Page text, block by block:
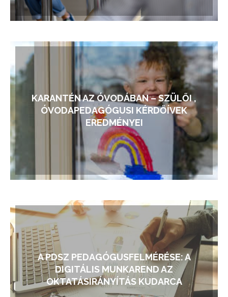
KARANTÉN AZ ÓVODÁBAN – SZÜLŐI ,
ÓVODAPEDAGÓGUSI KÉRDŐÍVEK
EREDMÉNYEI
A PDSZ PEDAGÓGUSFELMÉRÉSE: A
DIGITÁLIS MUNKAREND AZ
OKTATÁSIRÁNYÍTÁS KUDARCA